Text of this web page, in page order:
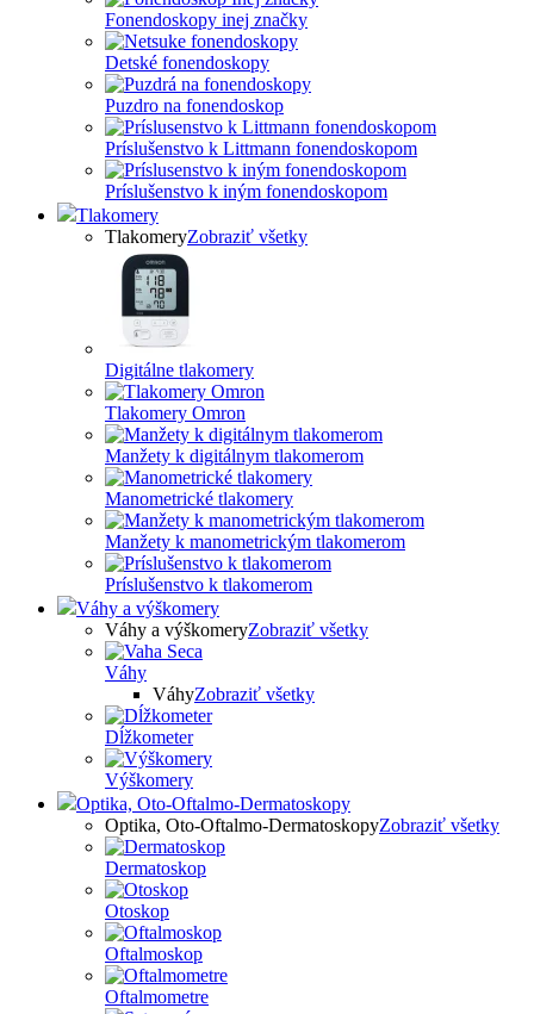
Fonendoskopy inej značky
Detské fonendoskopy
Puzdro na fonendoskop
Príslušenstvo k Littmann fonendoskopom
Príslušenstvo k iným fonendoskopom
Tlakomery
TlakomeryZobraziť všetky
Digitálne tlakomery
Tlakomery Omron
Manžety k digitálnym tlakomerom
Manometrické tlakomery
Manžety k manometrickým tlakomerom
Príslušenstvo k tlakomerom
Váhy a výškomery
Váhy a výškomeryZobraziť všetky
Váhy
VáhyZobraziť všetky
Dĺžkometer
Výškomery
Optika, Oto-Oftalmo-Dermatoskopy
Optika, Oto-Oftalmo-DermatoskopyZobraziť všetky
Dermatoskop
Otoskop
Oftalmoskop
Oftalmometre